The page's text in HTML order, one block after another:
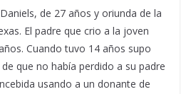
de 27 años y oriunda de la
El padre que crio a la joven
Cuando tuvo 14 años supo
que no había perdido a su padre
usando a un donante de